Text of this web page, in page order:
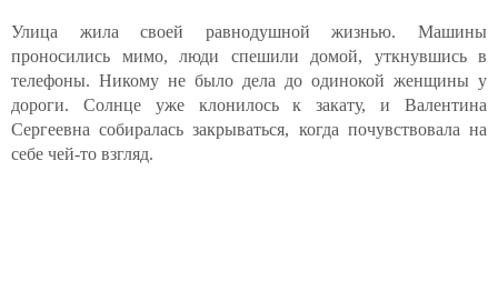
Улица жила своей равнодушной жизнью. Машины
проносились мимо, люди спешили домой, уткнувшись в
телефоны. Никому не было дела до одинокой женщины у
дороги. Солнце уже клонилось к закату, и Валентина
Сергеевна собиралась закрываться, когда почувствовала на
себе чей-то взгляд.